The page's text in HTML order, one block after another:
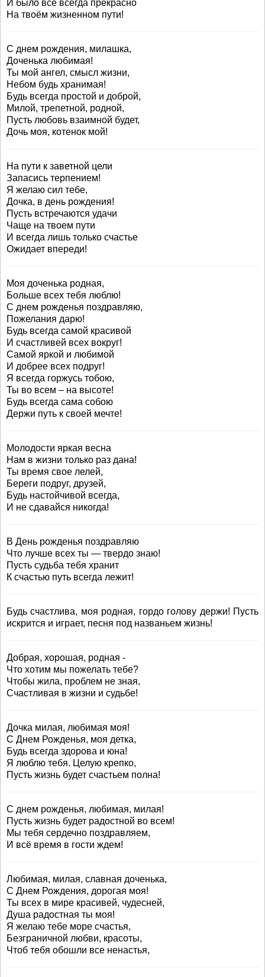
И было всё всегда прекрасно
На твоём жизненном пути!
С днем рождения, милашка,
Доченька любимая!
Ты мой ангел, смысл жизни,
Небом будь хранимая!
Будь всегда простой и доброй,
Милой, трепетной, родной,
Пусть любовь взаимной будет,
Дочь моя, котенок мой!
На пути к заветной цели
Запасись терпением!
Я желаю сил тебе,
Дочка, в день рождения!
Пусть встречаются удачи
Чаще на твоем пути
И всегда лишь только счастье
Ожидает впереди!
Моя доченька родная,
Больше всех тебя люблю!
С днем рожденья поздравляю,
Пожелания дарю!
Будь всегда самой красивой
И счастливей всех вокруг!
Самой яркой и любимой
И добрее всех подруг!
Я всегда горжусь тобою,
Ты во всем – на высоте!
Будь всегда сама собою
Держи путь к своей мечте!
Молодости яркая весна
Нам в жизни только раз дана!
Ты время свое лелей,
Береги подруг, друзей,
Будь настойчивой всегда,
И не сдавайся никогда!
В День рожденья поздравляю
Что лучше всех ты — твердо знаю!
Пусть судьба тебя хранит
К счастью путь всегда лежит!
Будь счастлива, моя родная, гордо голову держи! Пусть
искрится и играет, песня под названьем жизнь!
Добрая, хорошая, родная -
Что хотим мы пожелать тебе?
Чтобы жила, проблем не зная,
Счастливая в жизни и судьбе!
Дочка милая, любимая моя!
С Днем Рожденья, моя детка,
Будь всегда здорова и юна!
Я люблю тебя. Целую крепко,
Пусть жизнь будет счастьем полна!
С днем рожденья, любимая, милая!
Пусть жизнь будет радостной во всем!
Мы тебя сердечно поздравляем,
И всё время в гости ждем!
Любимая, милая, славная доченька,
С Днем Рождения, дорогая моя!
Ты всех в мире красивей, чудесней,
Душа радостная ты моя!
Я желаю тебе море счастья,
Безграничной любви, красоты,
Чтоб тебя обошли все ненастья,